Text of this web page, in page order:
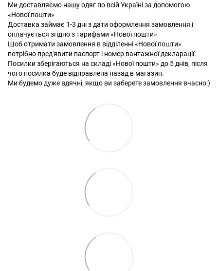
Ми доставляємо нашу одяг по всій Україні за допомогою
«Нової пошти»
Доставка займає 1-3 дні з дати оформлення замовлення і
оплачується згідно з тарифами «Нової пошти»
Щоб отримати замовлення в відділенні «Нової пошти»
потрібно пред'явити паспорт і номер вантажної декларації.
Посилки зберігаються на складі «Нової пошти» до 5 днів, після
чого посилка буде відправлена ​​назад в магазин.
Ми будемо дуже вдячні, якщо ви заберете замовлення вчасно:)